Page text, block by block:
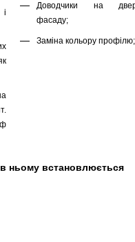
Доводчики на
фасаду;
Заміна кольору профілю;
ньому встановлюється